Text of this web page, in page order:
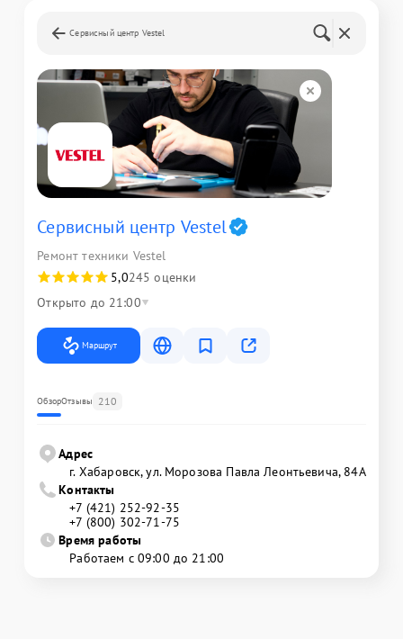
Сервисный центр Vestel
Сервисный центр Vestel
Ремонт техники Vestel
5,0245 оценки
Открыто до 21:00
Маршрут
ОбзорОтзывы 210
Адрес
г. Хабаровск, ул. Морозова Павла Леонтьевича, 84А
Контакты
+7 (421) 252-92-35
+7 (800) 302-71-75
Время работы
Работаем с 09:00 до 21:00